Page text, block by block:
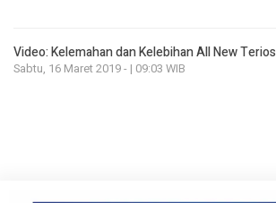
Video: Kelemahan dan Kelebihan All New Terios
Sabtu, 16 Maret 2019 - | 09:03 WIB